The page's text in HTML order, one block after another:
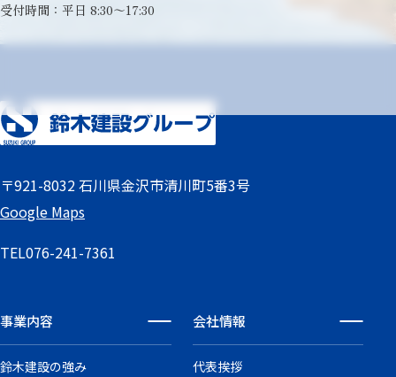
受付時間：平日 8:30～17:30
〒921-8032 石川県金沢市清川町5番3号
Google Maps
TEL076-241-7361
事業内容
鈴木建設の強み
会社情報
代表挨拶